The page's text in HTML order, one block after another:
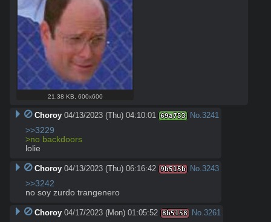
21.38 KB 600x600
Choroy 04/13/2023 (Thu) 04:10:01 69a753 No. 3241
>>3229
>no backdoors
lolie
Choroy 04/13/2023 (Thu) 06:16:42 9b515b No. 3243
>>3242
no soy zurdo trangenero
Choroy 04/17/2023 (Mon) 01:05:52 8b5158 No. 3261